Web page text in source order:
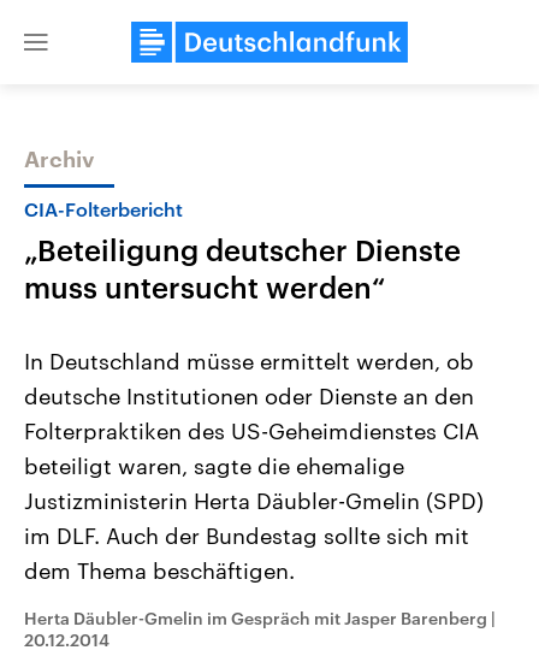
Close
Themen
Landtagswahl Sachsen-Anhalt
2026
Alle Informationen
Sachsen-Anhalt wählt am 6.
September 2026 einen neuen
Landtag. Seit 2021 wird das
Bundesland von einer Koalition aus
Umfragen, Prognosen,
und Hintergründe zu den Parteien
und Kandidaten der anstehenden
Wahl.
USA
Aktuelle Beiträge,
Hintergründe
Wirtschaftlich und
gehören die Vereinigten
den mächtigsten Ländern
mit großem Einfluss auf
Sendungen Programm Podcasts
Archiv
CIA-Folterbericht
„Beteiligung deutscher Dienste
muss untersucht werden“
In Deutschland müsse ermittelt werden, ob
deutsche Institutionen oder Dienste an den
Folterpraktiken des US-Geheimdienstes CIA
beteiligt waren, sagte die ehemalige
Justizministerin Herta Däubler-Gmelin (SPD)
im DLF. Auch der Bundestag sollte sich mit
dem Thema beschäftigen.
Herta Däubler-Gmelin im Gespräch mit Jasper Barenberg |
20.12.2014